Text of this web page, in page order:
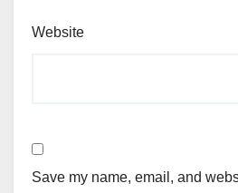
Website
Save my name, email, and